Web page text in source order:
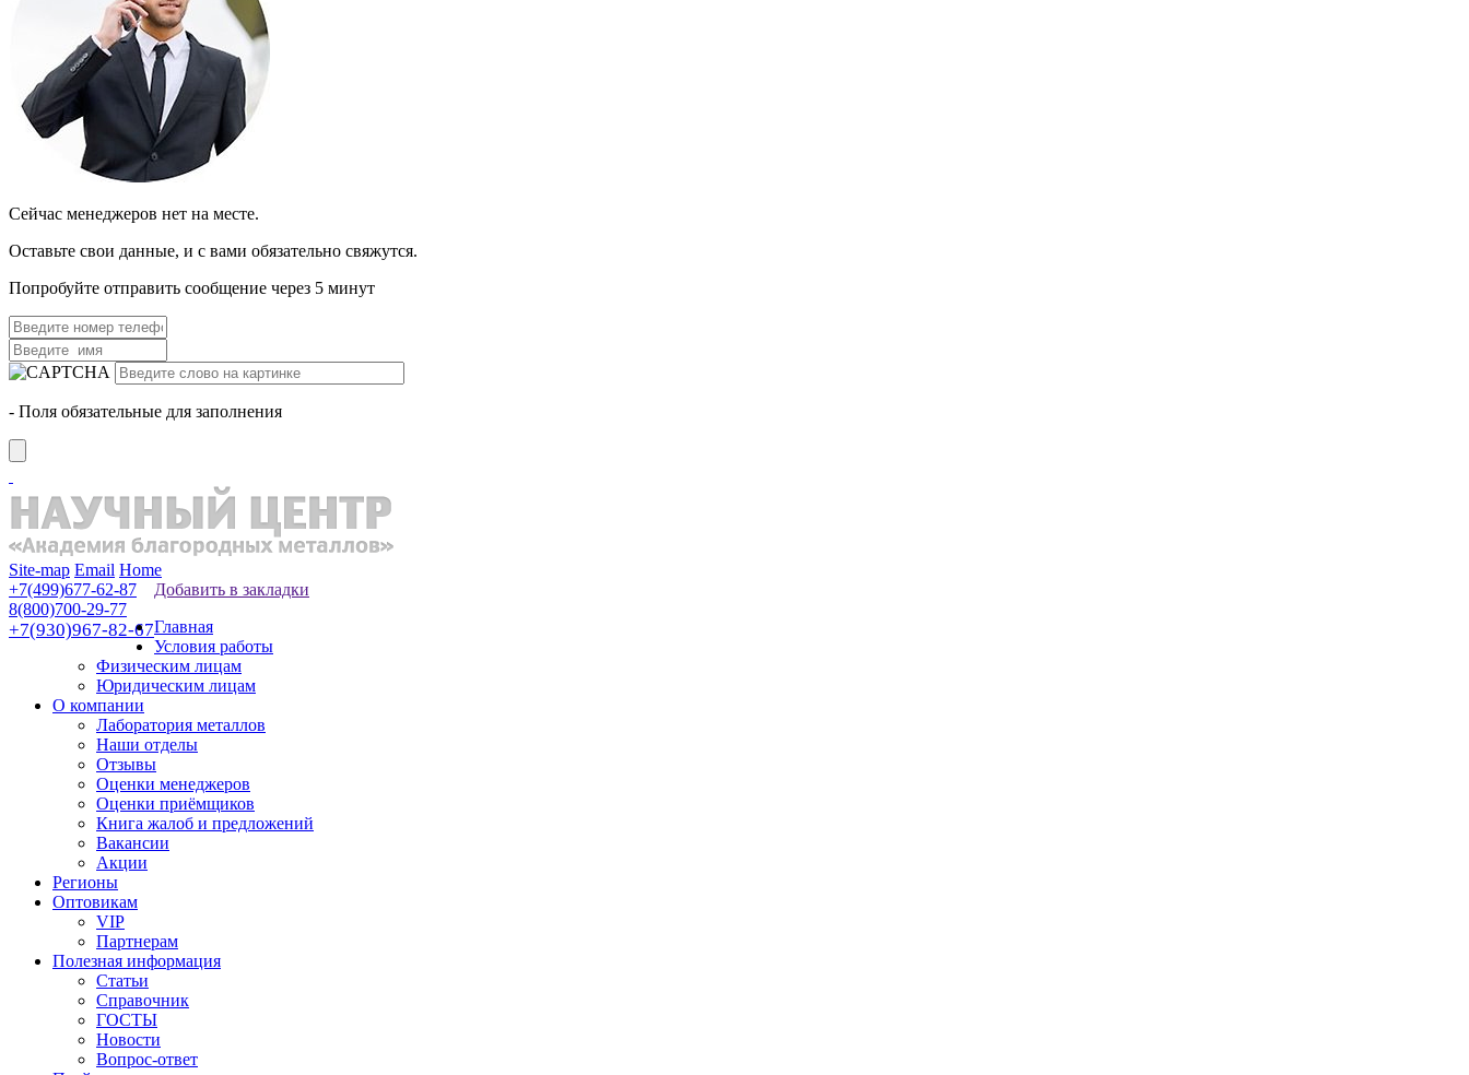
Cейчас менеджеров нет на месте.
Оставьте свои данные, и с вами обязательно свяжутся.
Попробуйте отправить сообщение через 5 минут
- Поля обязательные для заполнения
Site-map Email Home
+7(499)677-62-87
8(800)700-29-77
+7(930)967-82-67
Добавить в закладки
Главная
Условия работы
Физическим лицам
Юридическим лицам
О компании
Лаборатория металлов
Наши отделы
Отзывы
Оценки менеджеров
Оценки приёмщиков
Книга жалоб и предложений
Вакансии
Акции
Регионы
Оптовикам
VIP
Партнерам
Полезная информация
Статьи
Справочник
ГОСТЫ
Новости
Вопрос-ответ